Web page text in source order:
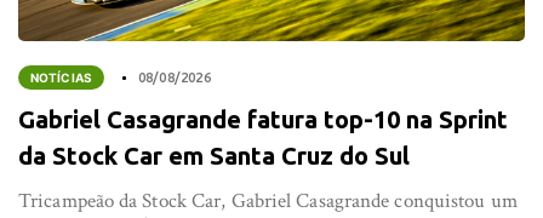
NOTÍCIAS 08/08/2026
Gabriel Casagrande fatura top-10 na Sprint
da Stock Car em Santa Cruz do Sul
Tricampeão da Stock Car, Gabriel Casagrande conquistou um